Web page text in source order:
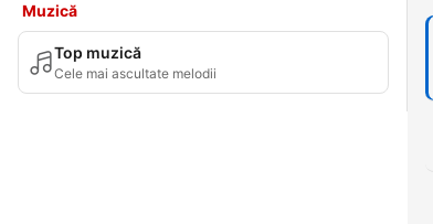
Muzică
Top muzică
Cele mai ascultate melodii